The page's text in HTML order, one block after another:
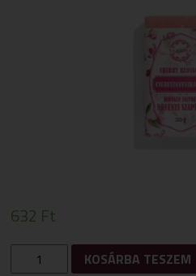
632 Ft
CSERESZNYEVIRÁG
HIDEGEN
KOSÁRBA TESZEM